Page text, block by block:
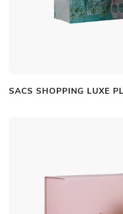
SACS SHOPPING LUXE